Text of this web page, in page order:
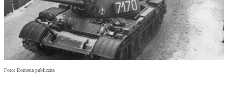
Foto: Domena publiczna